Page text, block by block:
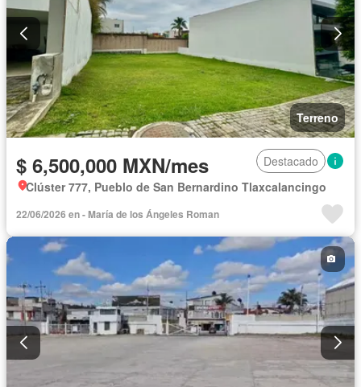
Terreno
$ 6,500,000 MXN/mes
Destacado
Clúster 777, Pueblo de San Bernardino Tlaxcalancingo
22/06/2026 en - María de los Ángeles Roman